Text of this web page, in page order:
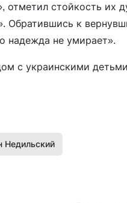
стойкость их
Обратившись к
надежда не умирает».
с украинскими
Недильский